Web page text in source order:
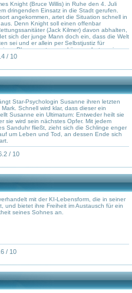
Knight (Bruce Willis) in Ruhe den 4. Juli
dringenden Einsatz in die Stadt gerufen.
angekommen, artet die Situation schnell in
Denn Knight soll einen offenbar
(Jack Kilmer) davon abhalten,
sich der junge Mann doch ein, dass die Welt
sei und er allein per Selbstjustiz für
Plan umsetzen zu können, hat er eine
entwendet und gibt sich nun als Beamter
der scheinbar vor nichts Halt macht …
/ 10
Star-Psychologin Susanne ihren letzten
Schnell wird klar, dass dieser ein
Susanne ein Ultimatum: Entweder heilt sie
sie wird sein nächstes Opfer. Mit jedem
Sanduhr fließt, zieht sich die Schlinge enger
um Leben und Tod, an dessen Ende sich
/ 10
mit der KI-Lebensform, die in seiner
und bietet ihre Freiheit im Austausch für ein
seines Sohnes an.
/ 10